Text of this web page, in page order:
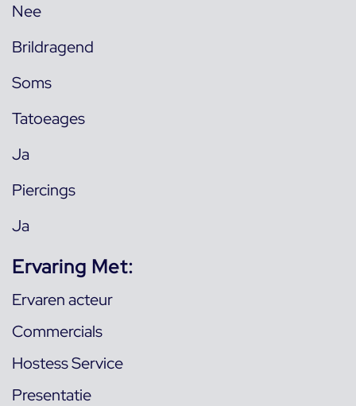
Nee
Brildragend
Soms
Tatoeages
Ja
Piercings
Ja
Ervaring Met:
Ervaren acteur
Commercials
Hostess Service
Presentatie